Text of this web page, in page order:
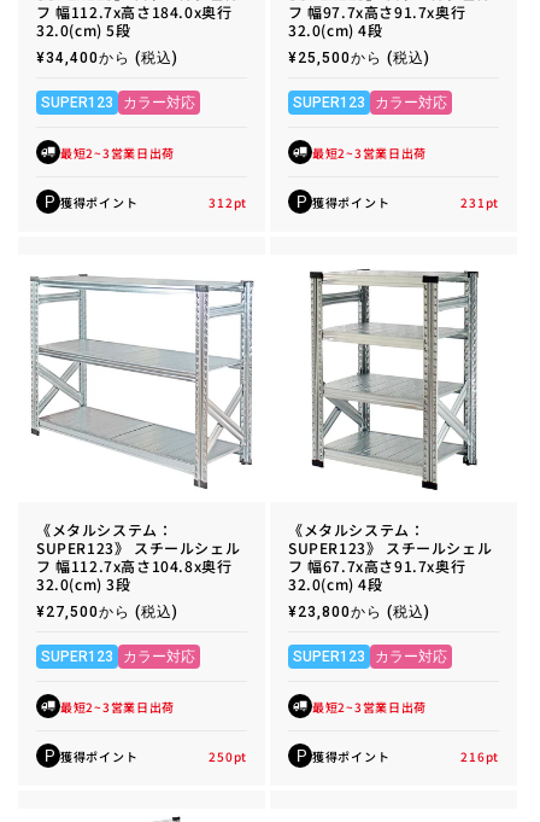
フ 幅112.7x高さ184.0x奥行
32.0(cm) 5段
通
価
格
¥34,400から (税込)
SUPER123 カラー対応
最短2~3営業日出荷
P 獲得ポイント 312pt
フ 幅97.7x高さ91.7x奥行
32.0(cm) 4段
通
価
格
¥25,500から (税込)
SUPER123 カラー対応
最短2~3営業日出荷
P 獲得ポイント 231 pt
《メタルシステム：
SUPER123》 スチールシェル
フ 幅112.7x高さ104.8x奥行
32.0(cm) 3段
通
価
格
¥27,500から (税込)
SUPER123 カラー対応
最短2~3営業日出荷
P 獲得ポイント 250pt
《メタルシステム：
SUPER123》 スチールシェル
フ 幅67.7x高さ91.7x奥行
32.0(cm) 4段
通
価
格
¥23,800から (税込)
SUPER123 カラー対応
最短2~3営業日出荷
P 獲得ポイント 216pt